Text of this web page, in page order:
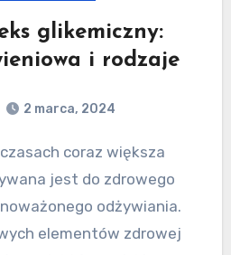
glikemiczny:
i rodzaje
2 marca, 2024
jest do zdrowego
odżywiania.
elementów zdrowej